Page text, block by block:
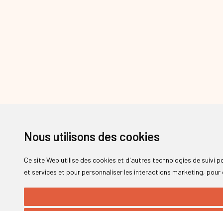
Nous utilisons des cookies
Ce site Web utilise des cookies et d'autres technologies de suivi
et services et pour personnaliser les interactions marketing, pour